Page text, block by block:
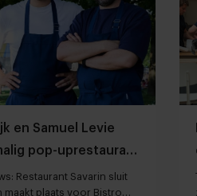
en Samuel Levie
pop-uprestaurant
Restaurant Savarin sluit
maakt plaats voor Bistro